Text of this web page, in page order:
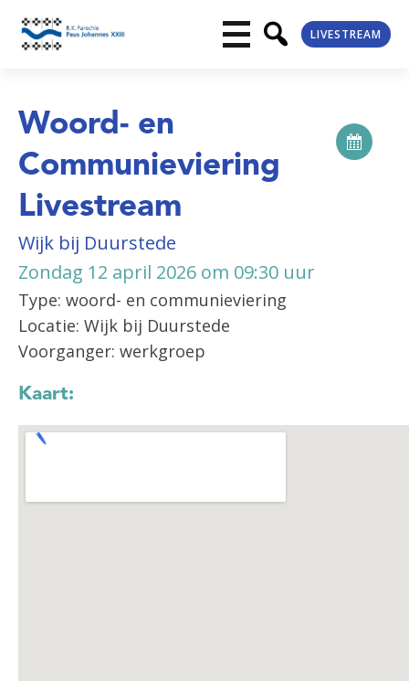
LIVESTREAM
Woord- en
Communieviering
Livestream
Wijk bij Duurstede
Zondag 12 april 2026 om 09:30 uur
Type: woord- en communieviering
Locatie: Wijk bij Duurstede
Voorganger: werkgroep
Kaart: